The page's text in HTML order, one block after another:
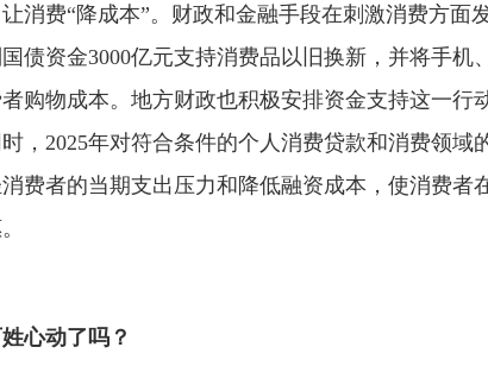
消费“降成本”。财政和金融手段在刺激消费方面
债资金3000亿元支持消费品以旧换新，并将手机
购物成本。地方财政也积极安排资金支持这一行
，2025年对符合条件的个人消费贷款和消费领域
费者的当期支出压力和降低融资成本，使消费者
心动了吗？